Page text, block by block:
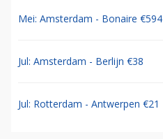
Mei: Amsterdam - Bonaire €594
Jul: Amsterdam - Berlijn €38
Jul: Rotterdam - Antwerpen €21